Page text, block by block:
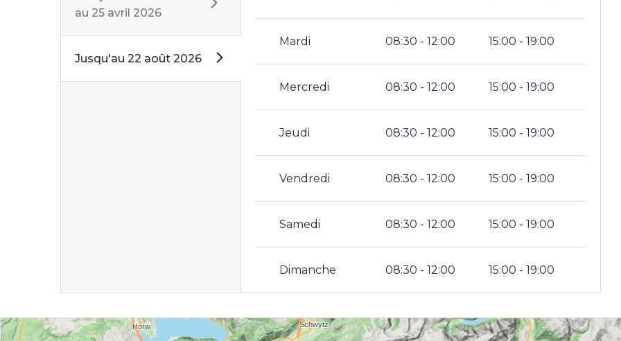
au 25 avril 2026
Jusqu'au 22 août 2026
Mardi 08:30 - 12:00 15:00 - 19:00
Mercredi 08:30 - 12:00 15:00 - 19:00
Jeudi 08:30 - 12:00 15:00 - 19:00
Vendredi 08:30 - 12:00 15:00 - 19:00
Samedi 08:30 - 12:00 15:00 - 19:00
Dimanche 08:30 - 12:00 15:00 - 19:00